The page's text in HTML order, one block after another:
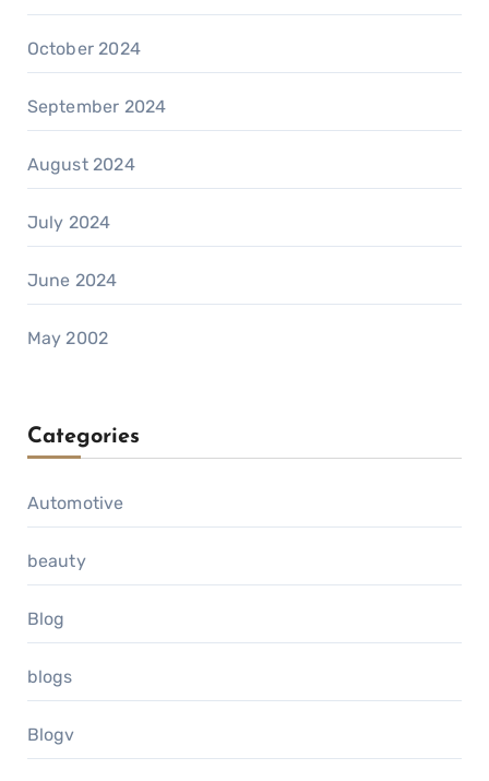
October 2024
September 2024
August 2024
July 2024
June 2024
May 2002
Categories
Automotive
beauty
Blog
blogs
Blogv